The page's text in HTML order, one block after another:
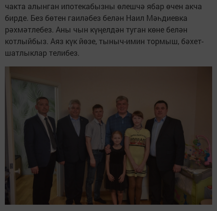
чакта алынган ипотекабызны өлешчә ябар өчен акча
бирде. Без бөтен гаиләбез белән Наил Мәһдиевка
рәхмәтлебез. Аны чын күңелдән туган көне белән
котлыйбыз. Аяз күк йөзе, тыныч-имин тормыш, бәхет-
шатлыклар телибез.